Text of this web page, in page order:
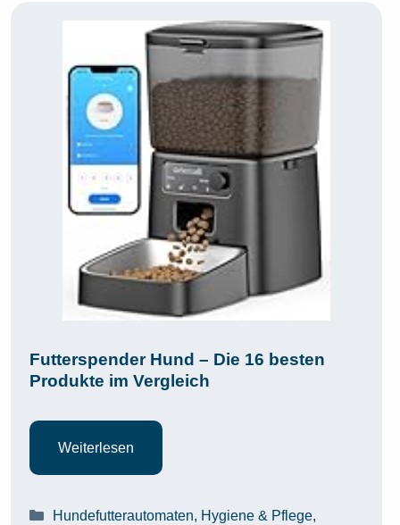
Futterspender Hund – Die 16 besten
Produkte im Vergleich
Weiterlesen
Kategorien
Hundefutterautomaten, Hygiene & Pflege,